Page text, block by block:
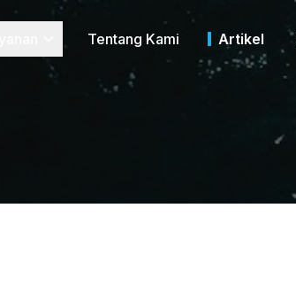
Tentang Kami Artikel